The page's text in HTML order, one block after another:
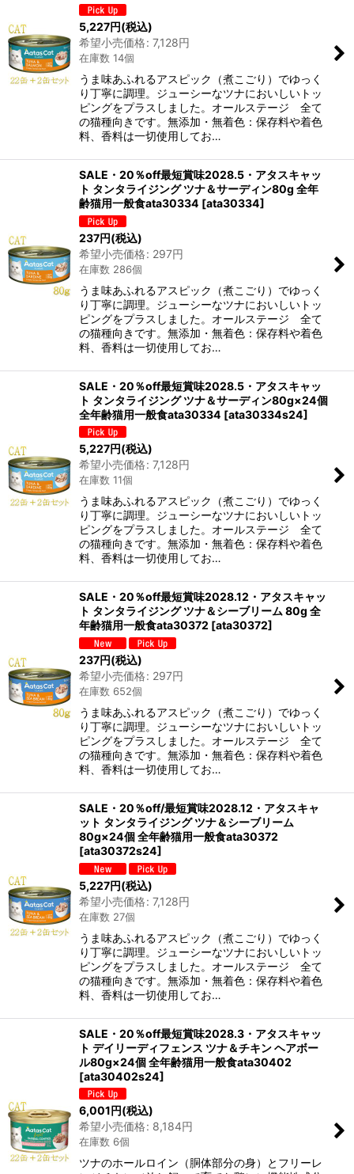
5,227円(税込)
希望小売価格: 7,128円
在庫数 14個
うま味あふれるアスピック（煮こごり）でゆっく
り丁寧に調理。ジューシーなツナにおいしいトッ
ピングをプラスしました。オールステージ 全て
の猫種向きです。無添加・無着色：保存料や着色
料、香料は一切使用してお…
SALE・20％off最短賞味2028.5・アタスキャッ
ト タンタライジング ツナ＆サーディン80g 全年
齢猫用一般食ata30334 [ata30334]
237円(税込)
希望小売価格: 297円
在庫数 286個
うま味あふれるアスピック（煮こごり）でゆっく
り丁寧に調理。ジューシーなツナにおいしいトッ
ピングをプラスしました。オールステージ 全て
の猫種向きです。無添加・無着色：保存料や着色
料、香料は一切使用してお…
SALE・20％off最短賞味2028.5・アタスキャッ
ト タンタライジング ツナ＆サーディン80g×24個
全年齢猫用一般食ata30334 [ata30334s24]
5,227円(税込)
希望小売価格: 7,128円
在庫数 11個
うま味あふれるアスピック（煮こごり）でゆっく
り丁寧に調理。ジューシーなツナにおいしいトッ
ピングをプラスしました。オールステージ 全て
の猫種向きです。無添加・無着色：保存料や着色
料、香料は一切使用してお…
SALE・20％off最短賞味2028.12・アタスキャッ
ト タンタライジング ツナ＆シーブリーム 80g 全
年齢猫用一般食ata30372 [ata30372]
237円(税込)
希望小売価格: 297円
在庫数 652個
うま味あふれるアスピック（煮こごり）でゆっく
り丁寧に調理。ジューシーなツナにおいしいトッ
ピングをプラスしました。オールステージ 全て
の猫種向きです。無添加・無着色：保存料や着色
料、香料は一切使用してお…
SALE・20％off/最短賞味2028.12・アタスキャ
ット タンタライジング ツナ＆シーブリーム
80g×24個 全年齢猫用一般食ata30372
[ata30372s24]
5,227円(税込)
希望小売価格: 7,128円
在庫数 27個
うま味あふれるアスピック（煮こごり）でゆっく
り丁寧に調理。ジューシーなツナにおいしいトッ
ピングをプラスしました。オールステージ 全て
の猫種向きです。無添加・無着色：保存料や着色
料、香料は一切使用してお…
SALE・20％off最短賞味2028.3・アタスキャッ
ト デイリーディフェンス ツナ＆チキン ヘアボー
ル80g×24個 全年齢猫用一般食ata30402
[ata30402s24]
6,001円(税込)
希望小売価格: 8,184円
在庫数 6個
ツナのホールロイン（胴体部分の身）とフリーレ